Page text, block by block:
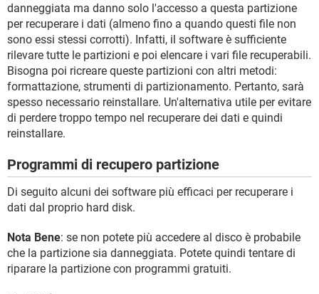
danneggiata ma danno solo l'accesso a questa partizione
per recuperare i dati (almeno fino a quando questi file non
sono essi stessi corrotti). Infatti, il software è sufficiente
rilevare tutte le partizioni e poi elencare i vari file recuperabili.
Bisogna poi ricreare queste partizioni con altri metodi:
formattazione, strumenti di partizionamento. Pertanto, sarà
spesso necessario reinstallare. Un'alternativa utile per evitare
di perdere troppo tempo nel recuperare dei dati e quindi
reinstallare.
Programmi di recupero partizione
Di seguito alcuni dei software più efficaci per recuperare i
dati dal proprio hard disk.
Nota Bene: se non potete più accedere al disco è probabile
che la partizione sia danneggiata. Potete quindi tentare di
riparare la partizione con programmi gratuiti.